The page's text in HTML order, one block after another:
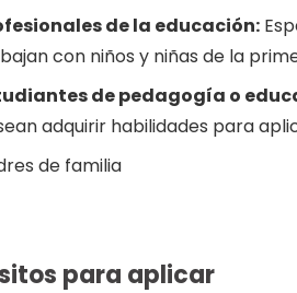
de la educación:
con niños y niñas de la
de pedagogía o
adquirir habilidades para
de familia
para aplicar